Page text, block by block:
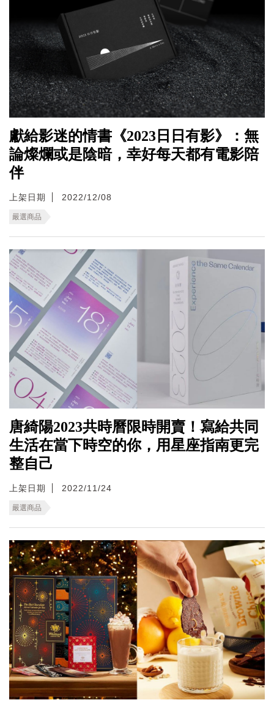
獻給影迷的情書《2023日日有影》：無
論燦爛或是陰暗，幸好每天都有電影陪
伴
上架日期 2022/12/08
嚴選商品
唐綺陽2023共時曆限時開賣！寫給共同
生活在當下時空的你，用星座指南更完
整自己
上架日期 2022/11/24
嚴選商品